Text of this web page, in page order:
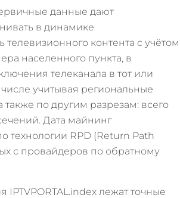
данные дают
в динамике
телевизионного контента с учётом
населенного пункта, в
телеканала в тот или
учитывая региональные
также по другим разрезам: всего
Дата майнинг
технологии RPD (Return Path
с провайдеров по обратному
лежат точные